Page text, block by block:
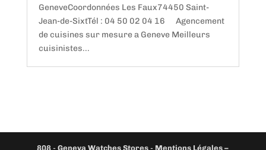
GeneveCoordonnées Les Faux74450 Saint-
Jean-de-SixtTél : 04 50 02 04 16 Agencement
de cuisines sur mesure a Geneve Meilleurs
cuisinistes...
808 -Geneva Watches Stores - Mentions Légales –